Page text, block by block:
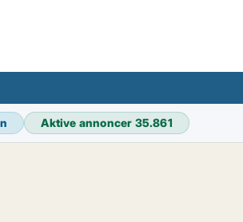
Aktive annoncer 35.861